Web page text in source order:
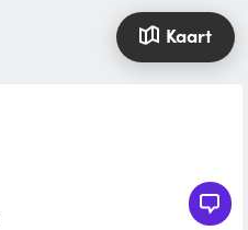
Kaart